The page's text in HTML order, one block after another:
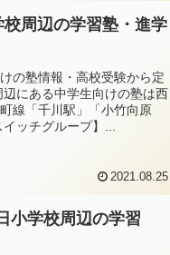
周辺の学習塾・進学
の塾情報・高校受験から定
にある中学生向けの塾は西
線「千川駅」「小竹向原
ッチグループ】...
2021.08.25
小学校周辺の学習